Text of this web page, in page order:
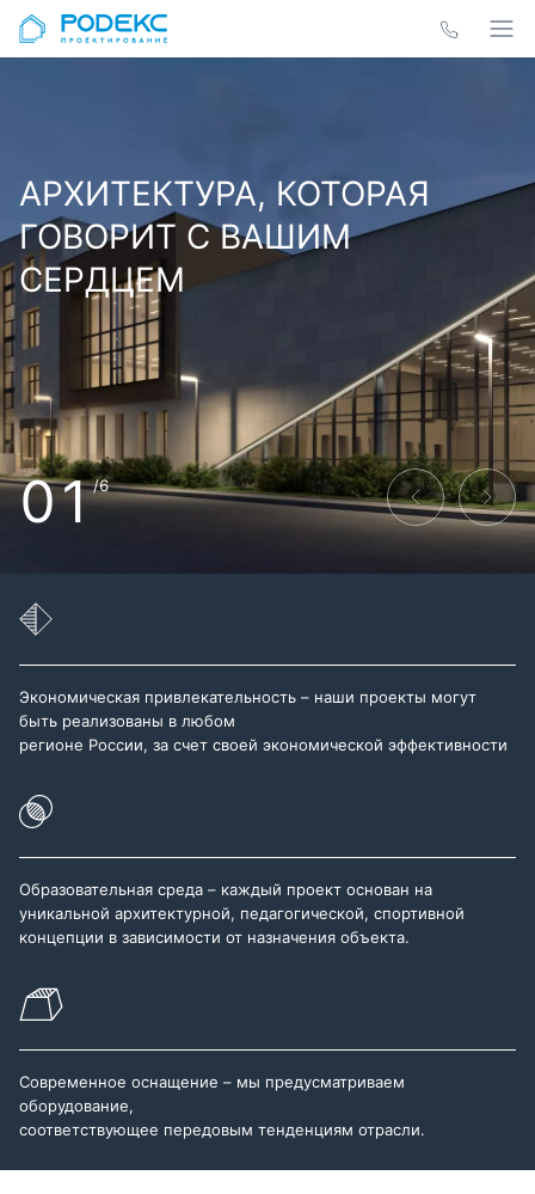
АРХИТЕКТУРА, КОТОРАЯ
ГОВОРИТ С ВАШИМ
СЕРДЦЕМ
01/6
Экономическая привлекательность – наши проекты могут
быть реализованы в любом
регионе России, за счет своей экономической эффективности
Образовательная среда – каждый проект основан на
уникальной архитектурной, педагогической, спортивной
концепции в зависимости от назначения объекта.
Современное оснащение – мы предусматриваем
оборудование,
соответствующее передовым тенденциям отрасли.